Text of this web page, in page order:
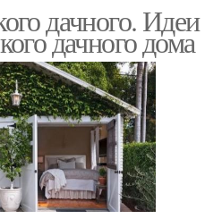
дачного. Идеи
дачного дома